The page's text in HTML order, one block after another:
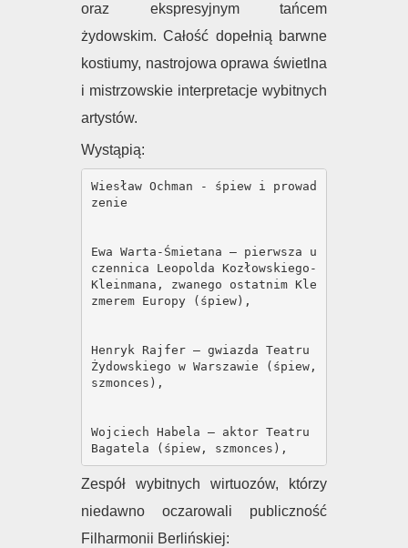
oraz ekspresyjnym tańcem
żydowskim. Całość dopełnią barwne
kostiumy, nastrojowa oprawa świetlna
i mistrzowskie interpretacje wybitnych
artystów.
Wystąpią:
Wiesław Ochman - śpiew i prowad
zenie
Ewa Warta-Śmietana – pierwsza u
czennica Leopolda Kozłowskiego-
Kleinmana, zwanego ostatnim Kle
zmerem Europy (śpiew),
Henryk Rajfer – gwiazda Teatru
Żydowskiego w Warszawie (śpiew,
szmonces),
Wojciech Habela – aktor Teatru
Zespół wybitnych wirtuozów, którzy
niedawno oczarowali publiczność
Filharmonii Berlińskiej: